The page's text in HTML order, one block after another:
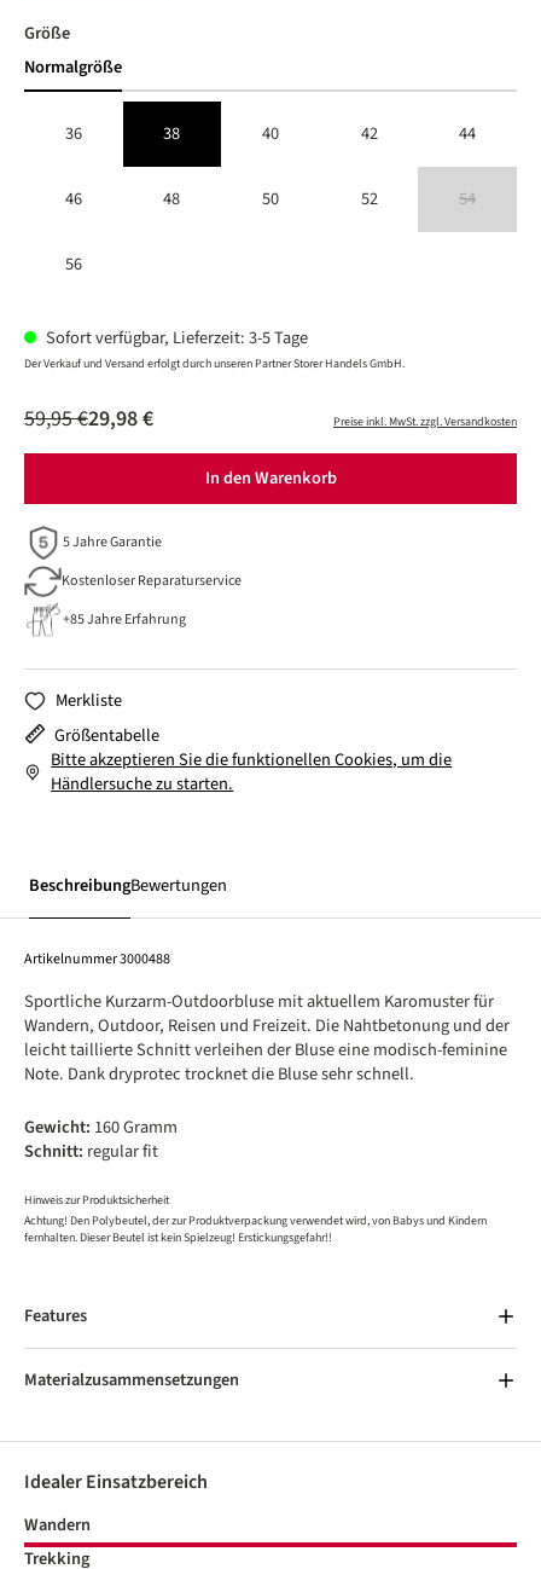
Größeauswählen
Normalgröße
36 38 40 42 44
46 48 50 52 54
56
Sofort verfügbar, Lieferzeit: 3-5 Tage
Der Verkauf und Versand erfolgt durch unseren Partner Storer Handels GmbH.
29,98 €
59,95 € Preise inkl. MwSt. zzgl. Versandkosten
In den Warenkorb
5 Jahre Garantie
Kostenloser Reparaturservice
+85 Jahre Erfahrung
Merkliste
Größentabelle
Bitte akzeptieren Sie die funktionellen Cookies, um die
Händlersuche zu starten.
BeschreibungBewertungen
Artikelnummer3000488
Sportliche Kurzarm-Outdoorbluse mit aktuellem Karomuster für
Wandern, Outdoor, Reisen und Freizeit. Die Nahtbetonung und der
leicht taillierte Schnitt verleihen der Bluse eine modisch-feminine
Note. Dank dryprotec trocknet die Bluse sehr schnell.
Gewicht: 160 Gramm
Schnitt: regular fit
Hinweis zur Produktsicherheit
Achtung! Den Polybeutel, der zur Produktverpackung verwendet wird, von Babys und Kindern
fernhalten. Dieser Beutel ist kein Spielzeug! Erstickungsgefahr!!
Features
Materialzusammensetzungen
Idealer Einsatzbereich
Wandern
Trekking